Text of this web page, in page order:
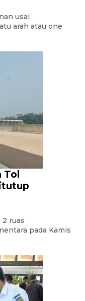
usai
arah atau one
Tol
2 ruas
pada Kamis